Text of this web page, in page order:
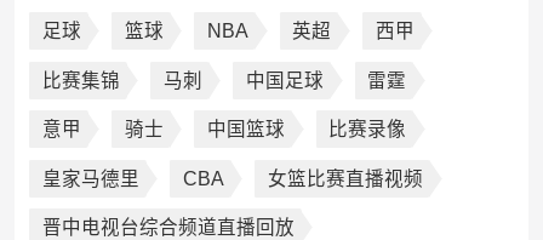
足球 篮球 NBA 英超 西甲
比赛集锦 马刺 中国足球 雷霆
意甲 骑士 中国篮球 比赛录像
皇家马德里 CBA 女篮比赛直播视频
晋中电视台综合频道直播回放